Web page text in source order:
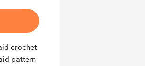
crochet
pattern